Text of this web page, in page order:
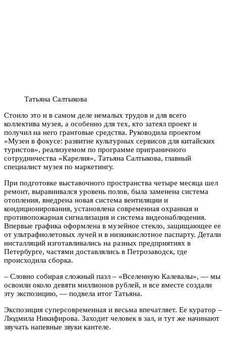
Татьяна Салтыкова
Стоило это и в самом деле немалых трудов и для всего
коллектива музея, а особенно для тех, кто затеял проект и
получил на него грантовые средства. Руководила проектом
«Музеи в фокусе: развитие культурных сервисов для китайских
туристов», реализуемом по программе приграничного
сотрудничества «Карелия», Татьяна Салтыкова, главный
специалист музея по маркетингу.
При подготовке выставочного пространства четыре месяца шел
ремонт, выравнивался уровень полов, была заменена система
отопления, внедрена новая система вентиляции и
кондиционирования, установлена современная охранная и
противопожарная сигнализация и система видеонаблюдения.
Впервые графика оформлена в музейное стекло, защищающее ее
от ультрафиолетовых лучей и в низкикислотное паспарту. Детали
инсталляций изготавливались на разных предприятиях в
Петербурге, частями доставлялись в Петрозаводск, где
происходила сборка.
– Словно собирая сложный пазл – «Вселенную Калевалы», — мы
освоили около девяти миллионов рублей, и все вместе создали
эту экспозицию, — подвела итог Татьяна.
Экспозиция суперсовременная и весьма впечатляет. Ее куратор –
Людмила Никифирова. Заходит человек в зал, и тут же начинают
звучать напевные звуки кантеле.